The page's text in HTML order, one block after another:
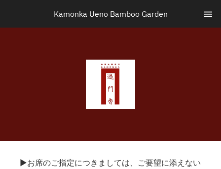
Kamonka Ueno Bamboo Garden
▶お席のご指定につきましては、ご要望に添えない